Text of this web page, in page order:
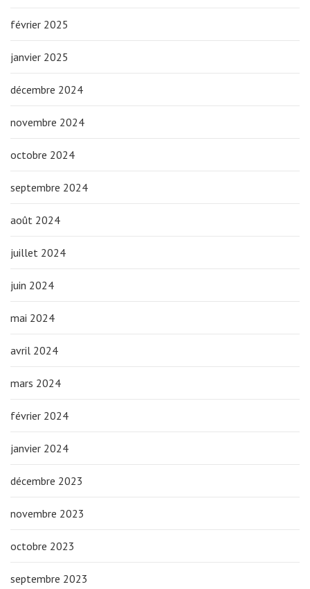
février 2025
janvier 2025
décembre 2024
novembre 2024
octobre 2024
septembre 2024
août 2024
juillet 2024
juin 2024
mai 2024
avril 2024
mars 2024
février 2024
janvier 2024
décembre 2023
novembre 2023
octobre 2023
septembre 2023